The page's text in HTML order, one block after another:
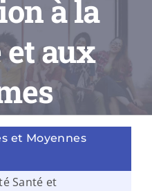
à la
aux
et Moyennes
Santé et